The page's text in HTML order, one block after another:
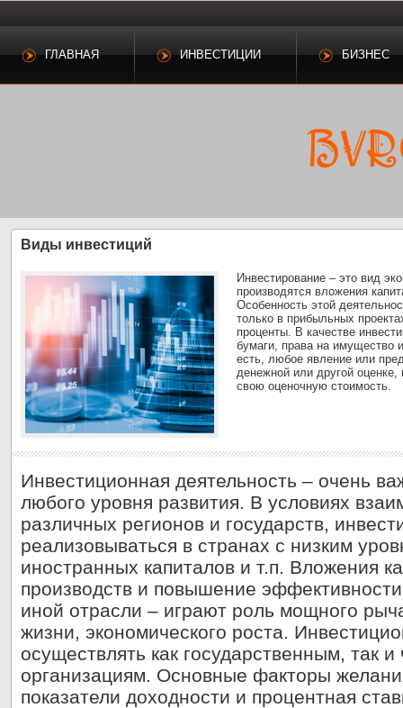
ГЛАВНАЯ ИНВЕСТИЦИИ БИЗНЕС
Виды инвестиций
Инвестирование – это вид
производятся вложения
Особенность этой
только в прибыльных
проценты. В качестве
бумаги, права на имущество
есть, любое явление или
денежной или другой
свою оценочную стоимость.
Инвестиционная деятельность – очень
любого уровня развития. В условиях
различных регионов и государств,
реализовываться в странах с низким
иностранных капиталов и т.п. Вложения
производств и повышение
иной отрасли – играют роль мощного
жизни, экономического роста.
осуществлять как государственным, так
организациям. Основные факторы
показатели доходности и процентная